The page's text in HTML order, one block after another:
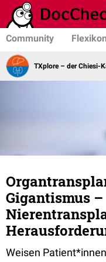
Community Flexikon
TXplore – der Chiesi-
Gigantismus –
Weisen